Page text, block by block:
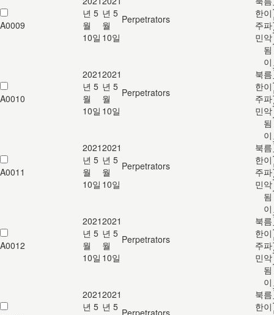
A0009
년 5
월
10일
년 5
월
10일
Perpetrators
한
주
민
이
파
악
됨
A0010
2021
년 5
월
10일
2021
년 5
월
10일
Perpetrators
북
한
주
민
이
름
이
파
악
됨
A0011
2021
년 5
월
10일
2021
년 5
월
10일
Perpetrators
북
한
주
민
이
름
이
파
악
됨
A0012
2021
년 5
월
10일
2021
년 5
월
10일
Perpetrators
북
한
주
민
이
름
이
파
악
됨
2021
년 5
2021
년 5
북
한
이
름
이